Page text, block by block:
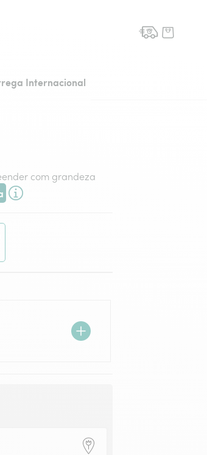
Internacional
com grandeza
à tua escolha.